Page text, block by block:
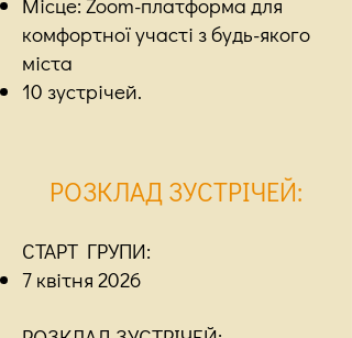
комфортної участі з будь-якого
міста
10 зустрічей.
РОЗКЛАД ЗУСТРІЧЕЙ:
СТАРТ ГРУПИ:
7 квітня 2026